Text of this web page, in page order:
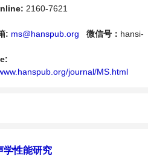
倡导科学，繁荣学术，集学术性、思
人员提供一个传播、分享和讨论材料
内不同方向问题与发展的交流平台。
2160-7621
: ms@hanspub.org 微信号： hansi-
journal/MS.html
学性能研究